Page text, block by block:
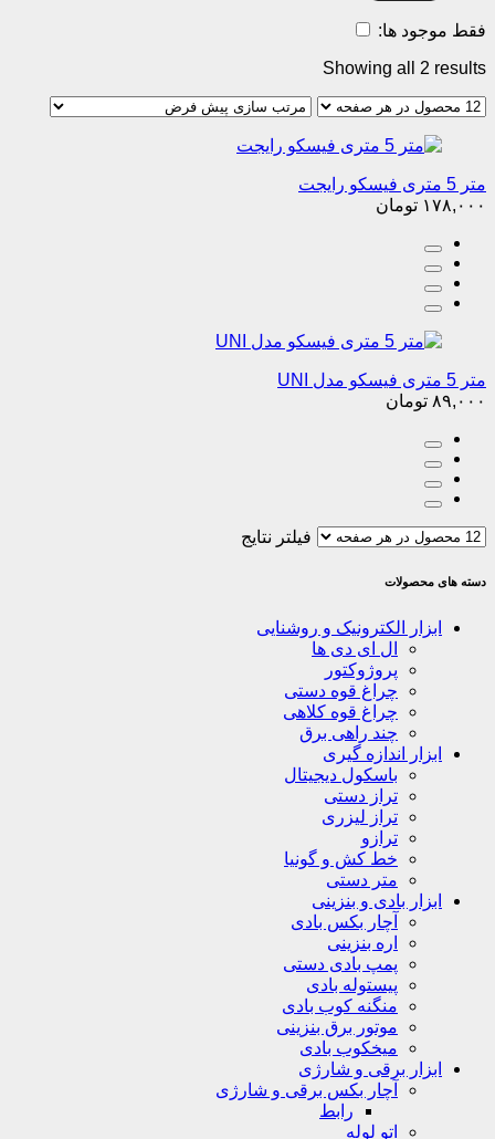
فقط موجود ها:
Showing all 2 results
متر 5 متری فیسکو رایجت
۱۷۸,۰۰۰ تومان
متر 5 متری فیسکو مدل UNI
۸۹,۰۰۰ تومان
فیلتر نتایج
دسته های محصولات
ابزار الکترونیک و روشنایی
ال ای دی ها
پروژوکتور
چراغ قوه دستی
چراغ قوه کلاهی
چند راهی برق
ابزار اندازه گیری
باسکول دیجیتال
تراز دستی
تراز لیزری
ترازو
خط کش و گونیا
متر دستی
ابزار بادی و بنزینی
آچار بکس بادی
اره بنزینی
پمپ بادی دستی
پیستوله بادی
منگنه کوب بادی
موتور برق بنزینی
میخکوب بادی
ابزار برقی و شارژی
آچار بکس برقی و شارژی
رابط
اتو لوله